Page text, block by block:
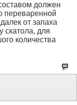
должен
переваренной
от запаха
скатола, для
количества